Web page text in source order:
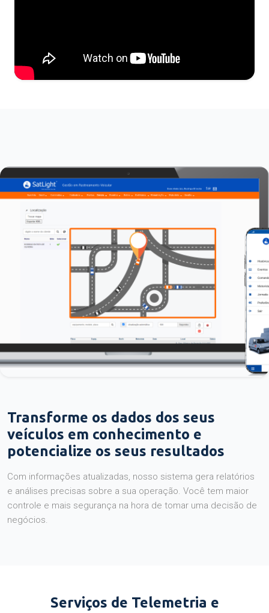
Transforme os dados dos seus
veículos em conhecimento e
potencialize os seus resultados
Com informações atualizadas, nosso sistema gera relatórios
e análises precisas sobre a sua operação. Você tem maior
controle e mais segurança na hora de tomar uma decisão de
negócios.
Serviços de Telemetria e